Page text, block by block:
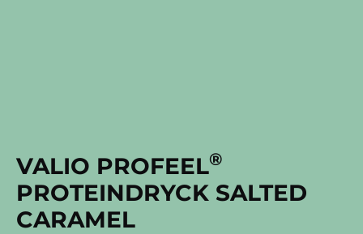
VALIO PROFEEL®
PROTEINDRYCK SALTED
CARAMEL